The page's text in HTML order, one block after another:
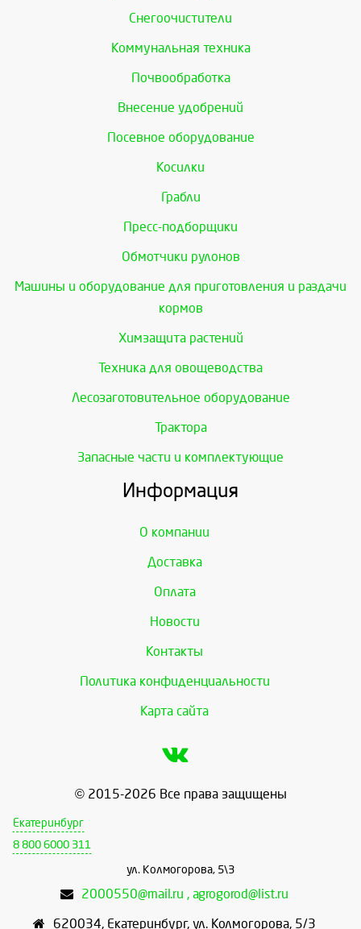
Снегоочистители
Коммунальная техника
Почвообработка
Внесение удобрений
Посевное оборудование
Косилки
Грабли
Пресс-подборщики
Обмотчики рулонов
Машины и оборудование для приготовления и раздачи
кормов
Химзащита растений
Техника для овощеводства
Лесозаготовительное оборудование
Трактора
Запасные части и комплектующие
Информация
О компании
Доставка
Оплата
Новости
Контакты
Политика конфиденциальности
Карта сайта
© 2015-2026 Все права защищены
Екатеринбург
8 800 6000 311
ул. Колмогорова, 5\3
2000550@mail.ru , agrogorod@list.ru
620034, Екатеринбург, ул. Колмогорова, 5/3